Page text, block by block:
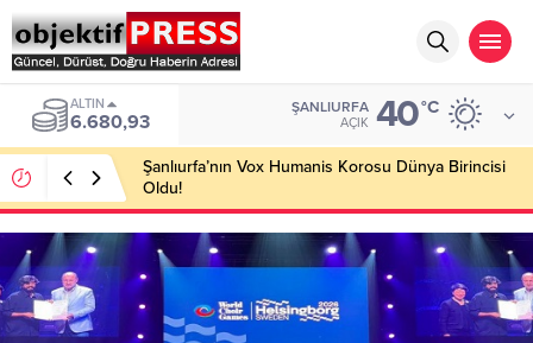
ALTIN
6.680,93
ŞANLIURFA
AÇIK 40°C
Şanlıurfa’nın Vox Humanis Korosu Dünya Birincisi
Oldu!